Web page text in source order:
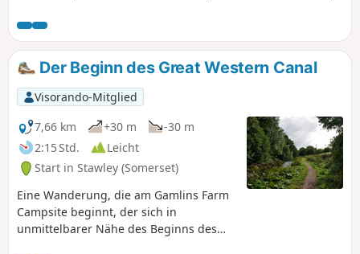
kommen großartige Ausblicke und eine weitgehend ebene
Strecke – und schon haben Sie eine nahezu perfekte kurze
Wanderung mit vielen Sehenswürdigkeiten auf dem Weg.
Der Beginn des Great Western Canal
Visorando-Mitglied
7,66 km
+30 m
-30 m
2:15 Std.
Leicht
Start in Stawley (Somerset)
Eine Wanderung, die am Gamlins Farm
Campsite beginnt, der sich in
unmittelbarer Nähe des Beginns des